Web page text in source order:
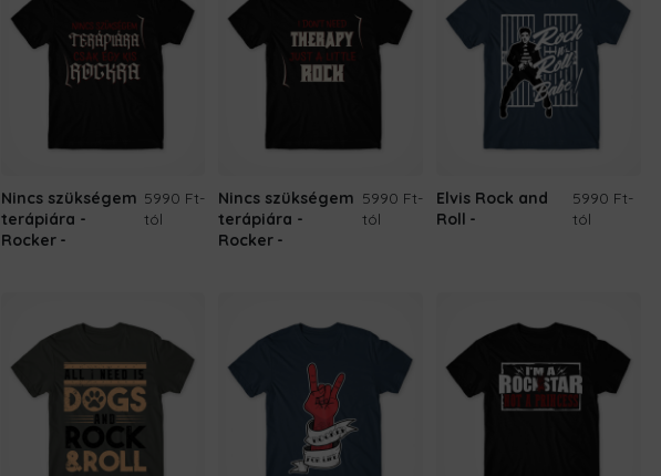
Nincs szükségem
terápiára -
Rocker
5990 Ft-
tól
Nincs szükségem
terápiára -
Rocker
5990 Ft-
tól
Elvis Rock and
Roll
5990 Ft-
tól